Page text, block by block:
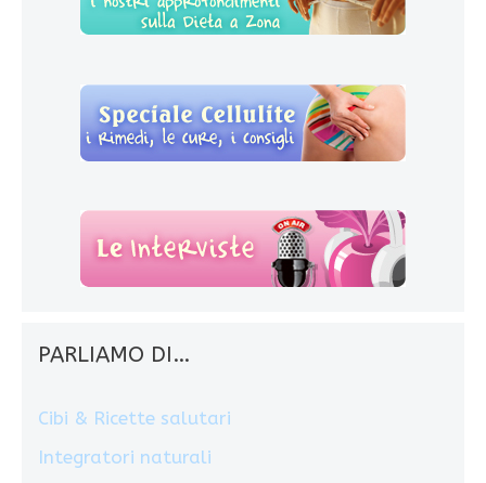
PARLIAMO DI…
Cibi & Ricette salutari
Integratori naturali